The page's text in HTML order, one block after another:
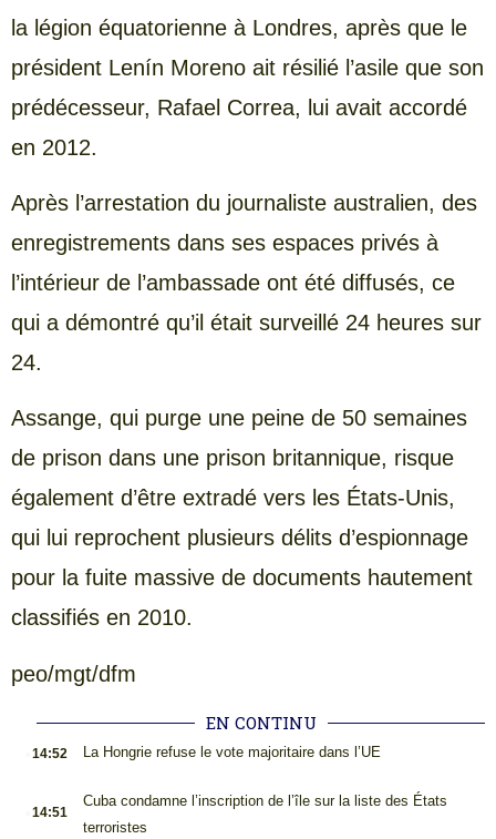
la légion équatorienne à Londres, après que le
président Lenín Moreno ait résilié l’asile que son
prédécesseur, Rafael Correa, lui avait accordé
en 2012.
Après l’arrestation du journaliste australien, des
enregistrements dans ses espaces privés à
l’intérieur de l’ambassade ont été diffusés, ce
qui a démontré qu’il était surveillé 24 heures sur
24.
Assange, qui purge une peine de 50 semaines
de prison dans une prison britannique, risque
également d’être extradé vers les États-Unis,
qui lui reprochent plusieurs délits d’espionnage
pour la fuite massive de documents hautement
classifiés en 2010.
peo/mgt/dfm
EN CONTINU
14:52 La Hongrie refuse le vote majoritaire dans l’UE
14:51
Cuba condamne l’inscription de l’île sur la liste des États
terroristes